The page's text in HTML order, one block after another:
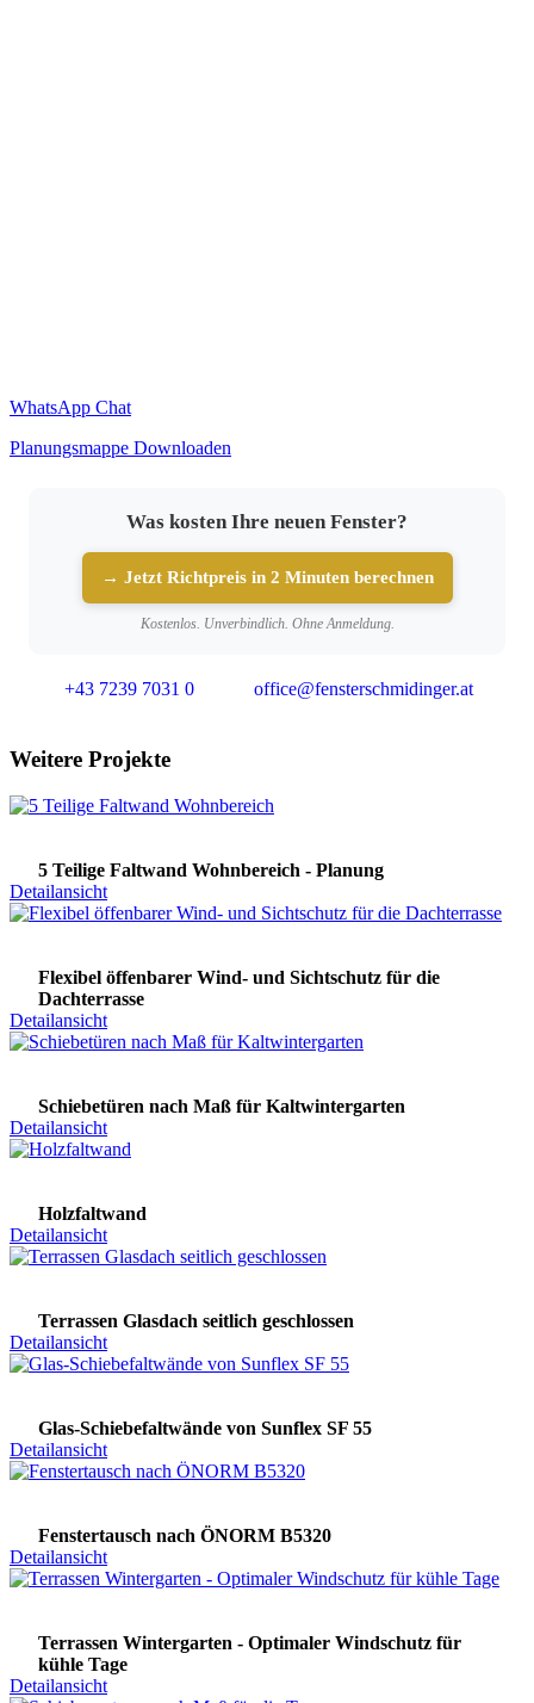
WhatsApp Chat
Planungsmappe Downloaden
Was kosten Ihre neuen Fenster?
→ Jetzt Richtpreis in 2 Minuten berechnen
Kostenlos. Unverbindlich. Ohne Anmeldung.
+43 7239 7031 0 office@fensterschmidinger.at
Weitere Projekte
5 Teilige Faltwand Wohnbereich - Planung
Detailansicht
Flexibel öffenbarer Wind- und Sichtschutz für die
Dachterrasse
Detailansicht
Schiebetüren nach Maß für Kaltwintergarten
Detailansicht
Holzfaltwand
Detailansicht
Terrassen Glasdach seitlich geschlossen
Detailansicht
Glas-Schiebefaltwände von Sunflex SF 55
Detailansicht
Fenstertausch nach ÖNORM B5320
Detailansicht
Terrassen Wintergarten - Optimaler Windschutz für
kühle Tage
Detailansicht